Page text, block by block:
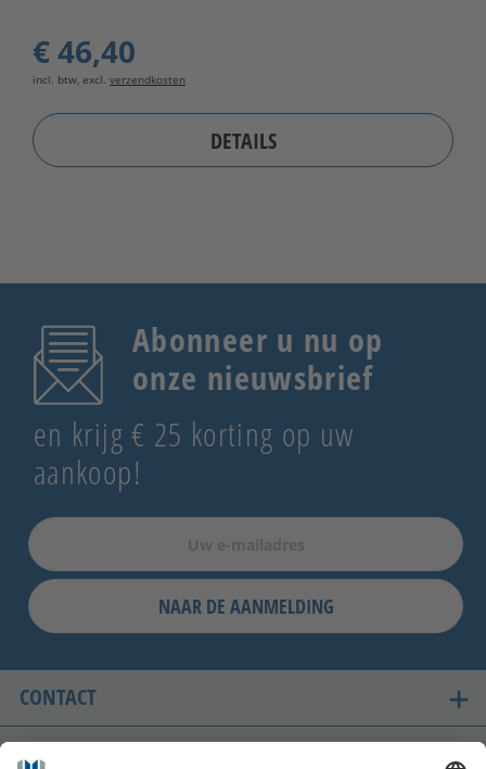
€ 46,40
incl. btw, excl. verzendkosten
DETAILS
Abonneer u nu op
onze nieuwsbrief
en krijg € 25 korting op uw
aankoop!
NAAR DE AANMELDING
CONTACT
ONZE LANDEN VAN LEVERING